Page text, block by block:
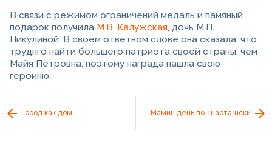
В связи с режимом ограничений медаль и памяный
подарок получила М.В. Калужская, дочь М.П.
Никулиной. В своём ответном слове она сказала, что
труднго найти большего патриота своей страны, чем
Майя Петровна, поэтому награда нашла свою
героиню.
Город как дом Мамин день по-шарташски